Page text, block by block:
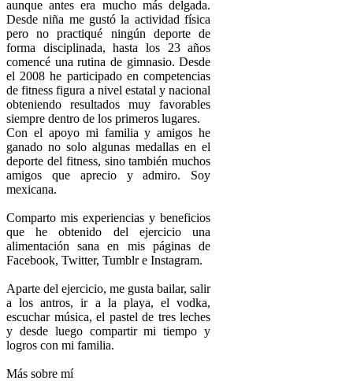
aunque antes era mucho más delgada.
Desde niña me gustó la actividad física
pero no practiqué ningún deporte de
forma disciplinada, hasta los 23 años
comencé una rutina de gimnasio. Desde
el 2008 he participado en competencias
de fitness figura a nivel estatal y nacional
obteniendo resultados muy favorables
siempre dentro de los primeros lugares.
Con el apoyo mi familia y amigos he
ganado no solo algunas medallas en el
deporte del fitness, sino también muchos
amigos que aprecio y admiro. Soy
mexicana.
Comparto mis experiencias y beneficios
que he obtenido del ejercicio una
alimentación sana en mis páginas de
Facebook, Twitter, Tumblr e Instagram.
Aparte del ejercicio, me gusta bailar, salir
a los antros, ir a la playa, el vodka,
escuchar música, el pastel de tres leches
y desde luego compartir mi tiempo y
logros con mi familia.
Más sobre mí